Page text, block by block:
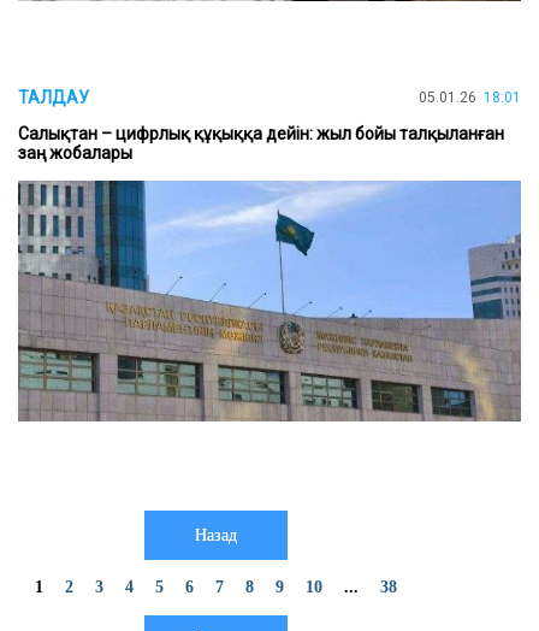
ТАЛДАУ 05.01.26 18:01
Салықтан – цифрлық құқыққа дейін: жыл бойы талқыланған
заң жобалары
Назад
1 2 3 4 5 6 7 8 9 10 ... 38